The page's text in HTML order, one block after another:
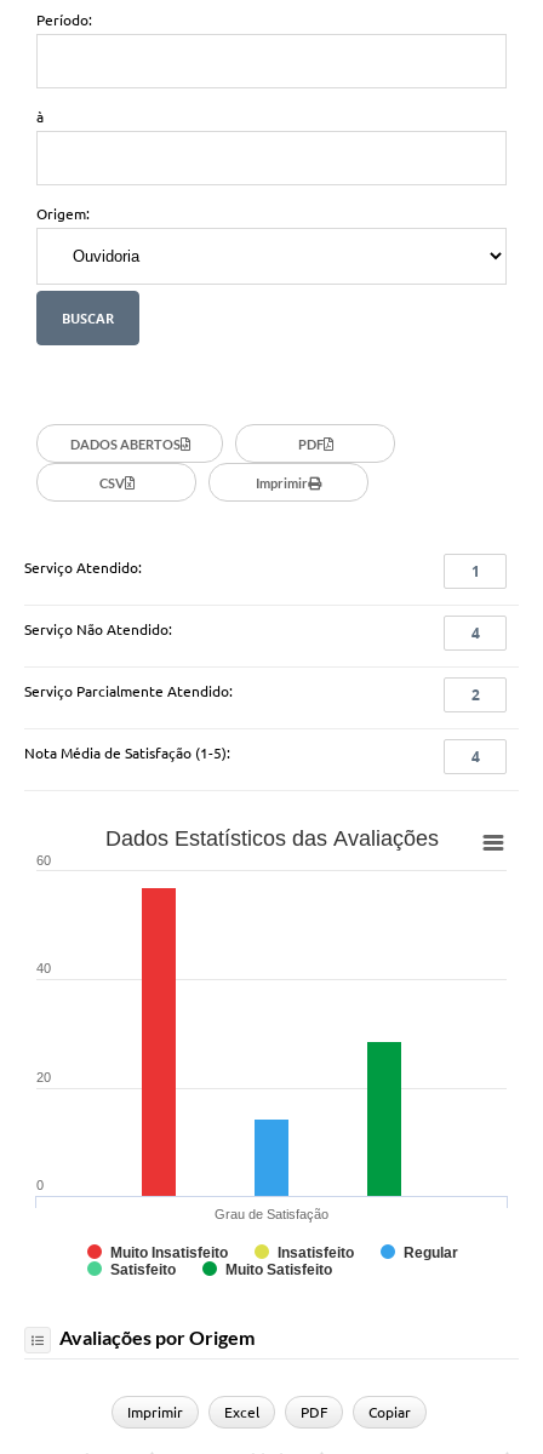
Secretarias
Legislação
Editais
Contratos
Notícias
Galeria de Fotos
Governo Digital
LGPD
Pesquisa de satisfação
Turismo
Obras
Links
Serviços Online
Diário Oficial
Período:
à
Origem:
DADOS ABERTOS PDF
CSV Imprimir
Serviço Atendido: 1
Serviço Não Atendido: 4
Serviço Parcialmente Atendido: 2
Nota Média de Satisfação (1-5): 4
Dados Estatísticos das Avaliações
Grau de Satisfação
Muito Insatisfeito Insatisfeito
Regular
Satisfeito
Muito Satisfeito
0
20
40
60
Avaliações por Origem
Imprimir Excel PDF Copiar